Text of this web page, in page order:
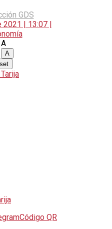
GDS
2021 | 13:07 |
A
A
Código QR